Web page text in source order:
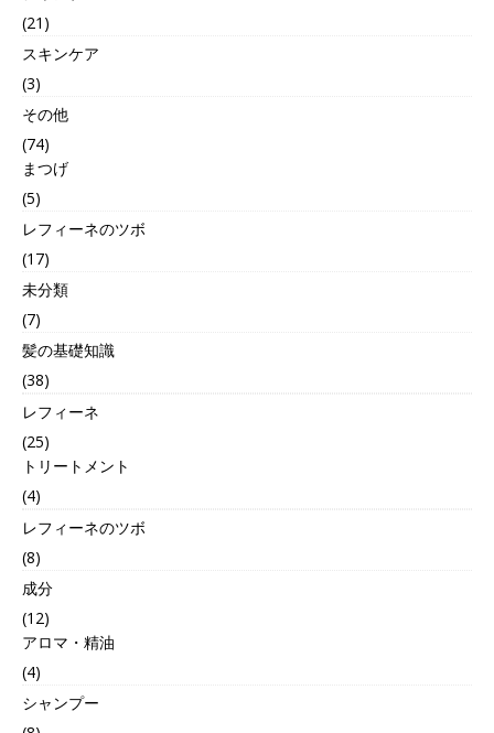
(21)
スキンケア
(3)
その他
(74)
まつげ
(5)
レフィーネのツボ
(17)
未分類
(7)
髪の基礎知識
(38)
レフィーネ
(25)
トリートメント
(4)
レフィーネのツボ
(8)
成分
(12)
アロマ・精油
(4)
シャンプー